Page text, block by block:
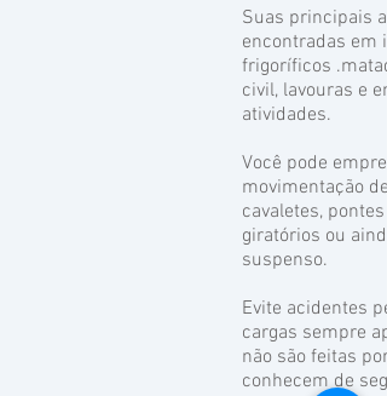
Suas principais
encontradas em
frigoríficos
civil, lavouras e
atividades.
Você pode
movimentação
cavaletes,
giratórios ou
suspenso.
Evite acidentes
cargas sempre
não são feitas
conhecem de